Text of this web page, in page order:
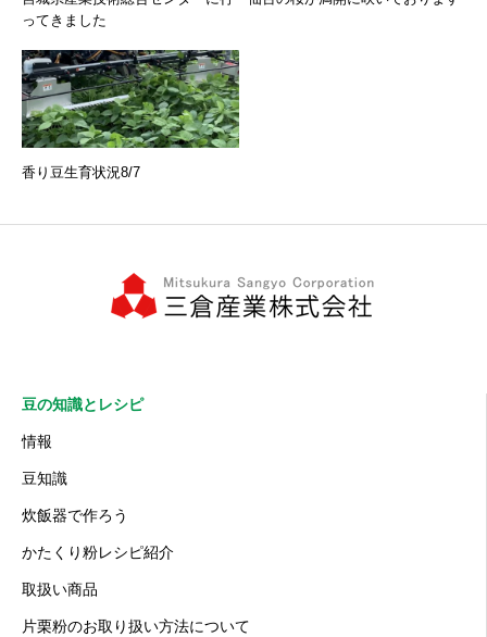
ってきました
香り豆生育状況8/7
豆の知識とレシピ
情報
豆知識
炊飯器で作ろう
かたくり粉レシピ紹介
取扱い商品
片栗粉のお取り扱い方法について